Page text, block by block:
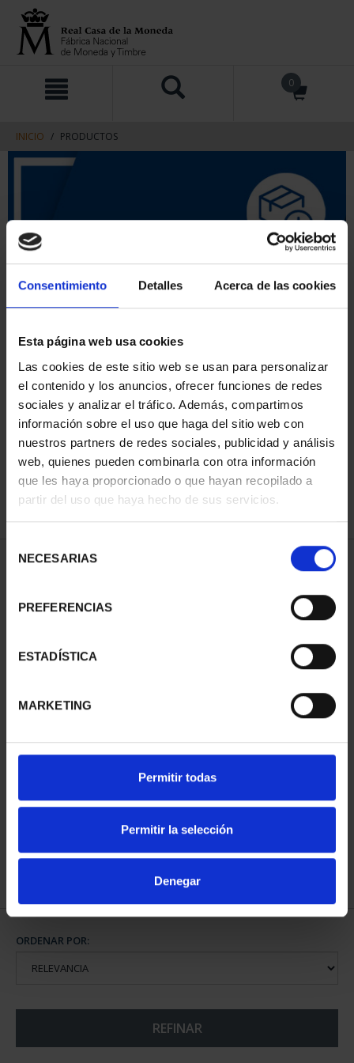
Consentimiento Detalles Acerca de las cookies
Esta página web usa cookies
Las cookies de este sitio web se usan para personalizar
el contenido y los anuncios, ofrecer funciones de redes
sociales y analizar el tráfico. Además, compartimos
información sobre el uso que haga del sitio web con
nuestros partners de redes sociales, publicidad y análisis
web, quienes pueden combinarla con otra información
que les haya proporcionado o que hayan recopilado a
partir del uso que haya hecho de sus servicios.
NECESARIAS
PREFERENCIAS
ESTADÍSTICA
MARKETING
Permitir todas
Permitir la selección
Denegar
contenido
navegacin
0
INICIO PRODUCTOS
ORDENAR POR:
REFINAR
1 Productos encontrados
CIUDADES PATRIMONIO
73,00 €
ORDENAR POR:
REFINAR